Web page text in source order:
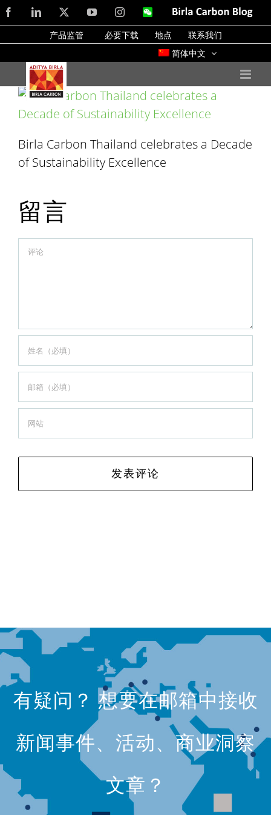
Skip
to
content
FacebookLinkedIn YouTubeInstagramWeChatBirla
Blog
产品监管 必要下载 地点
联系我们
简体中文
Birla Carbon Thailand celebrates a Decade
of Sustainability Excellence
留言
Comment
有疑问？ 想要在邮箱中接收
新闻事件、活动、商业洞察
文章？